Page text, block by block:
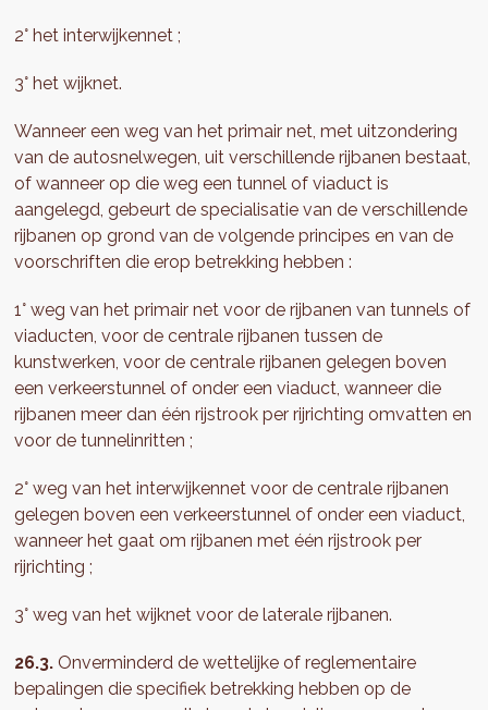
2° het interwijkennet ;
3° het wijknet.
Wanneer een weg van het primair net, met uitzondering
van de autosnelwegen, uit verschillende rijbanen bestaat,
of wanneer op die weg een tunnel of viaduct is
aangelegd, gebeurt de specialisatie van de verschillende
rijbanen op grond van de volgende principes en van de
voorschriften die erop betrekking hebben :
1° weg van het primair net voor de rijbanen van tunnels of
viaducten, voor de centrale rijbanen tussen de
kunstwerken, voor de centrale rijbanen gelegen boven
een verkeerstunnel of onder een viaduct, wanneer die
rijbanen meer dan één rijstrook per rijrichting omvatten en
voor de tunnelinritten ;
2° weg van het interwijkennet voor de centrale rijbanen
gelegen boven een verkeerstunnel of onder een viaduct,
wanneer het gaat om rijbanen met één rijstrook per
rijrichting ;
3° weg van het wijknet voor de laterale rijbanen.
26.3. Onverminderd de wettelijke of reglementaire
bepalingen die specifiek betrekking hebben op de